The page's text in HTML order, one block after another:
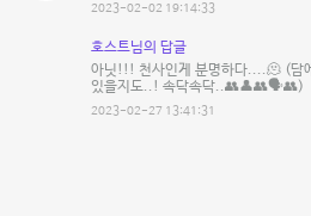
2023-02-02 19:14:33
호스트님의 답글
아닛!!! 천사인게 분명하다....🫠 (담
있을지도..! 속닥속닥..👥👤👥🗣️👥)
2023-02-27 13:41:31